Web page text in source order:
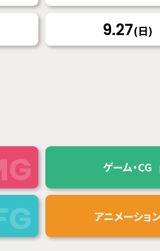
9.27(日)
ゲーム・CG
アニメーショ